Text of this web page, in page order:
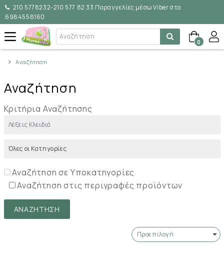
210 5778232-210 577 82 33 Παραγγελίες μέσω Viber στο
6984558160
0
Αναζήτηση
Αναζήτηση
Κριτήρια Αναζήτησης
Αναζήτηση σε Υποκατηγορίες
Αναζήτηση στις περιγραφές προϊόντων